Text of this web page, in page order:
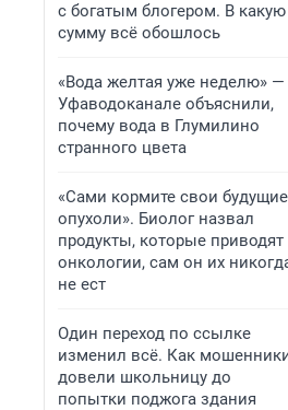
с богатым блогером. В какую
сумму всё обошлось
«Вода желтая уже неделю» —
Уфаводоканале объяснили,
почему вода в Глумилино
странного цвета
«Сами кормите свои будущие
опухоли». Биолог назвал
продукты, которые приводят
онкологии, сам он их
не ест
Один переход по ссылке
изменил всё. Как
довели школьницу до
попытки поджога здания